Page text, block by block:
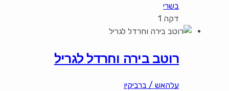
בשרי
דקה 1
רוטב בירה וחרדל לגריל
עלהאש / ברביקיו